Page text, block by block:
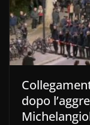
dopo